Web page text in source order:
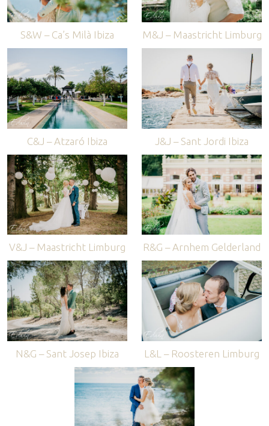
S&W – Ca’s Milà Ibiza M&J – Maastricht Limburg
C&J – Atzaró Ibiza J&J – Sant Jordi Ibiza
V&J – Maastricht Limburg R&G – Arnhem Gelderland
N&G – Sant Josep Ibiza L&L – Roosteren Limburg